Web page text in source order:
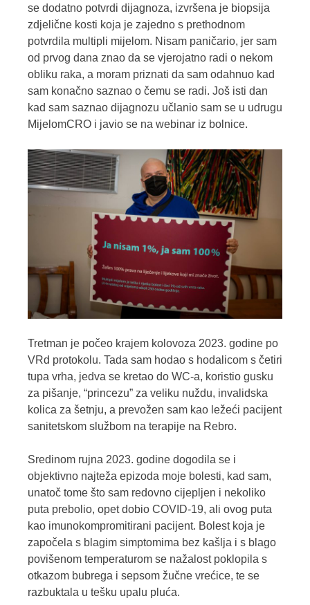
se dodatno potvrdi dijagnoza, izvršena je biopsija
zdjelične kosti koja je zajedno s prethodnom
potvrdila multipli mijelom. Nisam paničario, jer sam
od prvog dana znao da se vjerojatno radi o nekom
obliku raka, a moram priznati da sam odahnuo kad
sam konačno saznao o čemu se radi. Još isti dan
kad sam saznao dijagnozu učlanio sam se u udrugu
MijelomCRO i javio se na webinar iz bolnice.
Tretman je počeo krajem kolovoza 2023. godine po
VRd protokolu. Tada sam hodao s hodalicom s četiri
tupa vrha, jedva se kretao do WC-a, koristio gusku
za pišanje, “princezu” za veliku nuždu, invalidska
kolica za šetnju, a prevožen sam kao ležeći pacijent
sanitetskom službom na terapije na Rebro.
Sredinom rujna 2023. godine dogodila se i
objektivno najteža epizoda moje bolesti, kad sam,
unatoč tome što sam redovno cijepljen i nekoliko
puta prebolio, opet dobio COVID-19, ali ovog puta
kao imunokompromitirani pacijent. Bolest koja je
započela s blagim simptomima bez kašlja i s blago
povišenom temperaturom se nažalost poklopila s
otkazom bubrega i sepsom žučne vrećice, te se
razbuktala u tešku upalu pluća.